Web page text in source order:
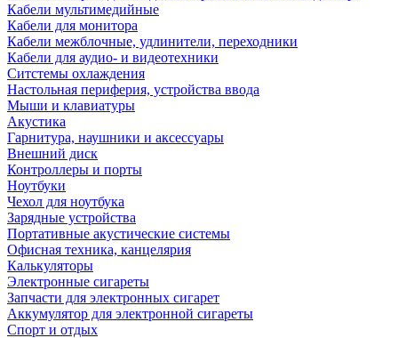
Кабели мультимедийные
Кабели для монитора
Кабели межблочные, удлинители, переходники
Кабели для аудио- и видеотехники
Ситстемы охлаждения
Настольная периферия, устройства ввода
Мыши и клавиатуры
Акустика
Гарнитура, наушники и аксессуары
Внешний диск
Контроллеры и порты
Ноутбуки
Чехол для ноутбука
Зарядные устройства
Портативные акустические системы
Офисная техника, канцелярия
Калькуляторы
Электронные сигареты
Запчасти для электронных сигарет
Аккумулятор для электронной сигареты
Спорт и отдых